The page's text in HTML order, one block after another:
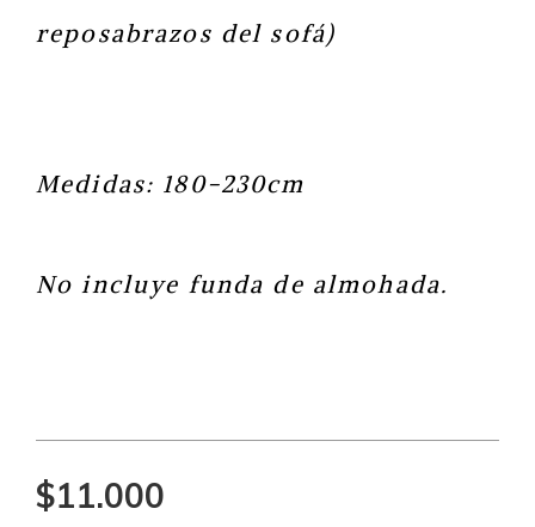
reposabrazos del sofá)
Medidas: 180-230cm
No incluye funda de almohada.
$11.000